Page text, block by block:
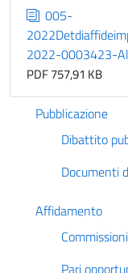
005-
2022-0003423-
PDF 757,91 KB
Pubblicazione
Dibattito
Documenti
Affidamento
Pari